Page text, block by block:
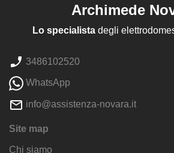
Archimede
Lo specialistadegli
3486102520
WhatsApp
info@assistenza-novara.it
Site map
Chi siamo